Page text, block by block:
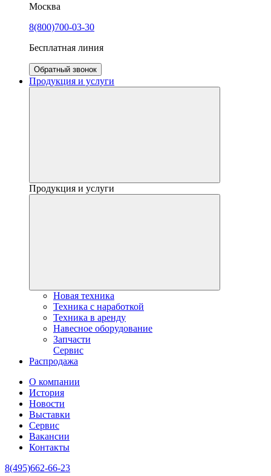
Москва
8(800)700-03-30
Бесплатная линия
Обратный звонок
Продукция и услуги
Продукция и услуги
Новая техника
Техника с наработкой
Техника в аренду
Навесное оборудование
Запчасти
Сервис
Распродажа
О компании
История
Новости
Выставки
Сервис
Вакансии
Контакты
8(495)662-66-23